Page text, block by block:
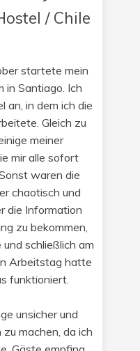
/ Chile
startete mein
in Santiago. Ich
an, in dem ich die
Gleich zu
meiner
mir alle sofort
waren die
chaotisch und
die Information
zu bekommen,
schließlich am
Arbeitstag hatte
funktioniert.
unsicher und
machen, da ich